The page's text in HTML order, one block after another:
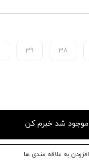
38
39
موجود شد خبرم کن
افزودن به علاقه مندی ها